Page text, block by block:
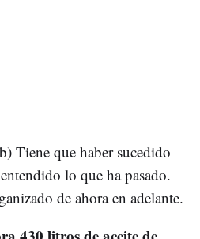
Tiene que haber sucedido
lo que ha pasado.
de ahora en adelante.